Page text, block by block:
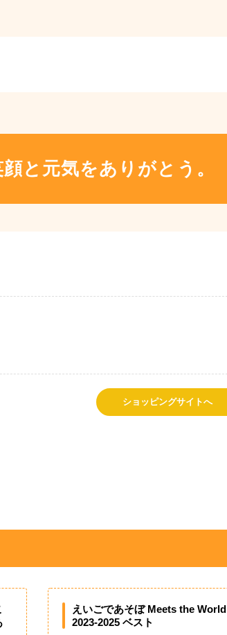
と元気をありがとう。
ショッピングサイトへ
えいごであそぼ Meets the World
2023-2025 ベスト